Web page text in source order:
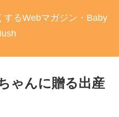
するWebマガジン・Baby
ゃんに贈る出産